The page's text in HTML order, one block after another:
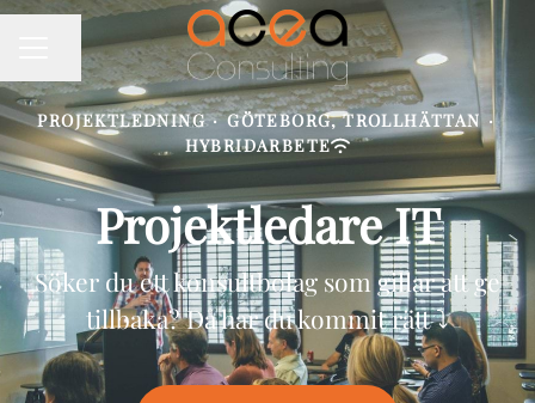
KARRIÄRMENY
Dela sidan
PROJEKTLEDNING · GÖTEBORG, TROLLHÄTTAN ·
HYBRIDARBETE
Projektledare IT
Söker du ett konsultbolag som gillar att ge
tillbaka? Då har du kommit rätt ⤵️